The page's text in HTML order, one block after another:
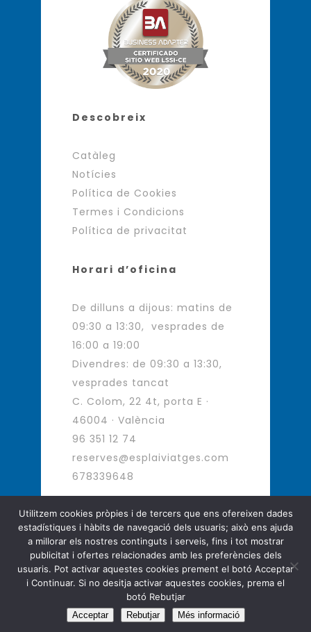
Descobreix
Catàleg
Notícies
Política de Cookies
Termes i Condicions
Política de privacitat
Horari d’oficina
De dilluns a dijous: matins de
09:30 a 13:30, vesprades de
16:00 a 19:00
Divendres: de 09:30 a 13:30,
vesprades tancat
C. Colom, 22 4t, porta E ·
46004 · València
96 351 12 74
reserves@esplaiviatges.com
678339648
Agència de Viatges - Viatges d
´autor
Copyright © Esplai Viatges. All
Rights Reserved.
Utilitzem cookies pròpies i de tercers que ens ofereixen dades
estadístiques i hàbits de navegació dels usuaris; això ens ajuda
a millorar els nostres continguts i serveis, fins i tot mostrar
publicitat i ofertes relacionades amb les preferències dels
usuaris. Pot activar aquestes cookies prement el botó Acceptar
i Continuar. Si no desitja activar aquestes cookies, prema el
botó Rebutjar
Acceptar Rebutjar Més informació